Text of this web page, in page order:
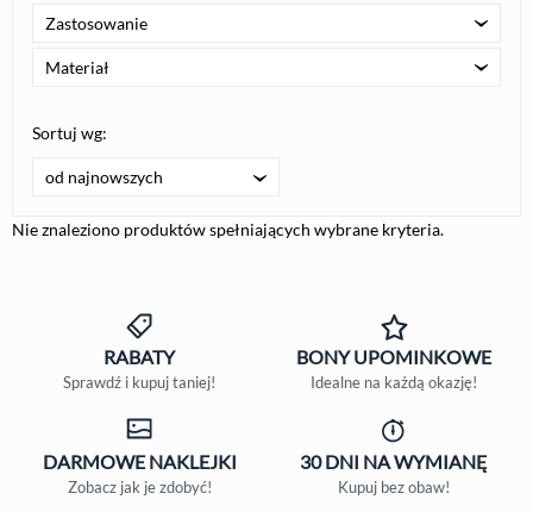
Zastosowanie
Materiał
Sortuj wg:
od najnowszych
Nie znaleziono produktów spełniających wybrane kryteria.
RABATY
Sprawdź i kupuj taniej!
BONYUPOMINKOWE
Idealne na każdą okazję!
DARMOWENAKLEJKI
Zobacz jak je zdobyć!
30 DNI NA WYMIANĘ
Kupuj bez obaw!